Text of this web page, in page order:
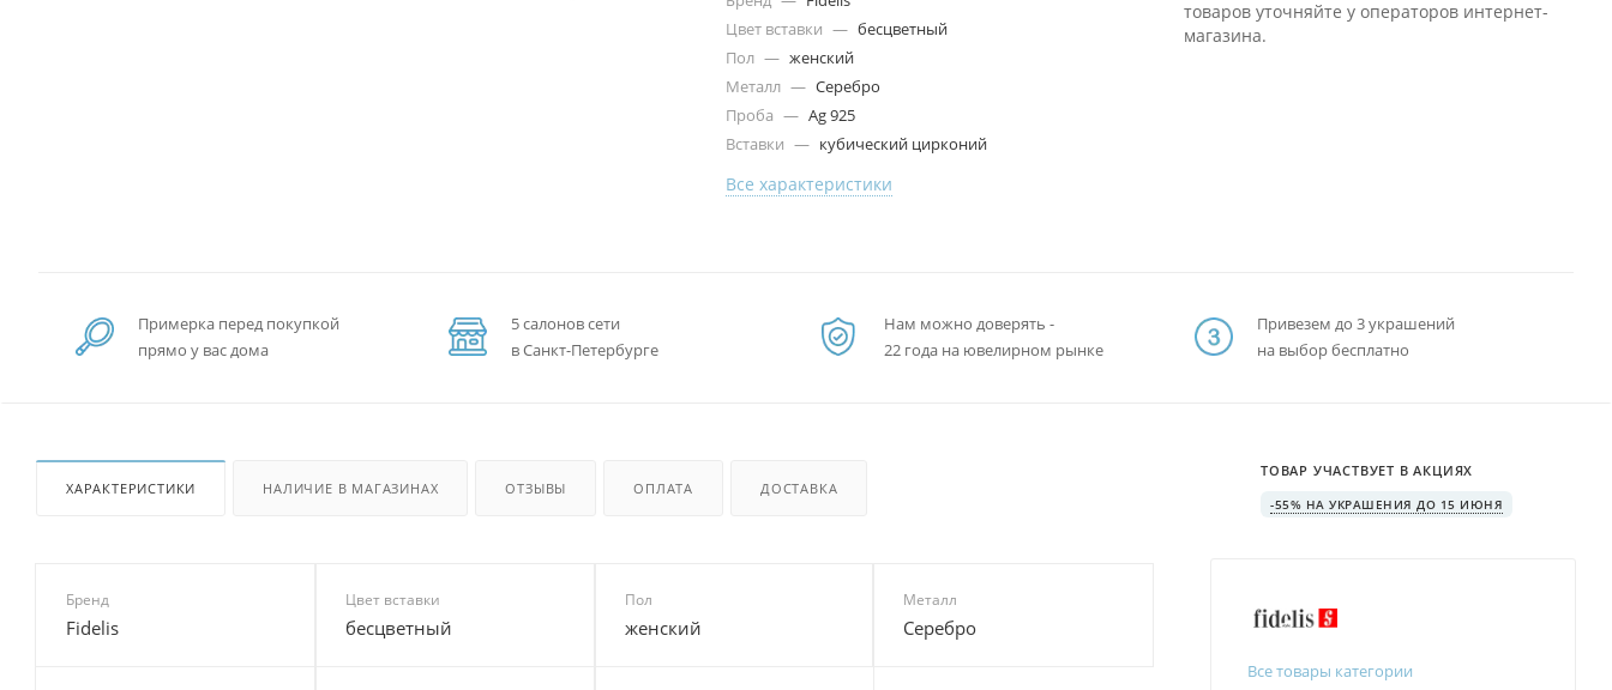
Цвет вставки — бесцветный
Пол — женский
Металл — Серебро
Проба — Ag 925
Вставки — кубический цирконий
Все характеристики
товаров уточняйте у операторов интернет-
магазина.
Примерка перед покупкой
прямо у вас дома
5 салонов сети
в Санкт-Петербурге
Нам можно доверять -
22 года на ювелирном рынке
Привезем до 3 украшений
на выбор бесплатно
ХАРАКТЕРИСТИКИ НАЛИЧИЕ В МАГАЗИНАХ ОТЗЫВЫ ОПЛАТА ДОСТАВКА
Бренд
Fidelis
Цвет вставки
бесцветный
Пол
женский
Металл
Серебро
ТОВАР УЧАСТВУЕТ В АКЦИЯХ
-55% НА УКРАШЕНИЯ ДО 15 ИЮНЯ
Все товары категории